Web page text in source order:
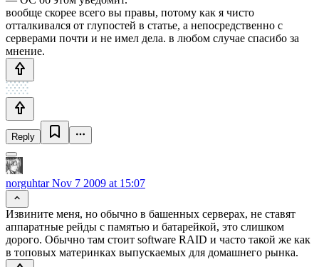
вообще скорее всего вы правы, потому как я чисто
отталкивался от глупостей в статье, а непосредственно с
серверами почти и не имел дела. в любом случае спасибо за
мнение.
Reply
norguhtarNov 7 2009 at 15:07
Извините меня, но обычно в башенных серверах, не ставят
аппаратные рейды с памятью и батарейкой, это слишком
дорого. Обычно там стоит software RAID и часто такой же как
в топовых материнках выпускаемых для домашнего рынка.